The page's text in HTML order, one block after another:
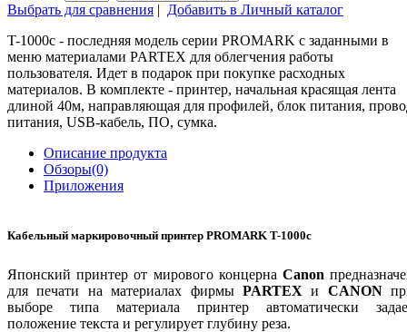
Выбрать для сравнения | Добавить в Личный каталог
T-1000c - последняя модель серии PROMARK с заданными в
меню материалами PARTEX для облегчения работы
пользователя. Идет в подарок при покупке расходных
материалов. В комплекте - принтер, начальная красящая лента
длиной 40м, направляющая для профилей, блок питания,
питания, USB-кабель, ПО, сумка.
Описание продукта
Обзоры(0)
Приложения
Кабельный маркировочный принтер PROMARK T-1000c
Японский принтер от мирового концерна Canon
для печати на материалах фирмы PARTEXи CANON
выборе типа материала принтер автоматически
положение текста и регулирует глубину реза.